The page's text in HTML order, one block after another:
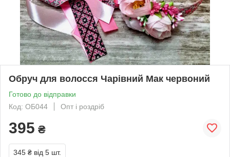
Обруч для волосся Чарівний Мак червоний
Готово до відправки
Код: ОБ044
Опт і роздріб
395 ₴
345 ₴ від 5 шт.